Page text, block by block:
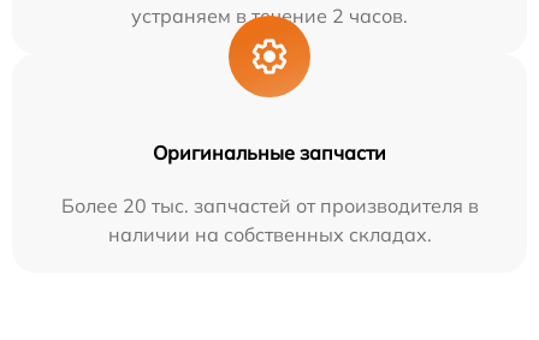
устраняем в течение 2 часов.
Оригинальные запчасти
Более 20 тыс. запчастей от производителя в
наличии на собственных складах.